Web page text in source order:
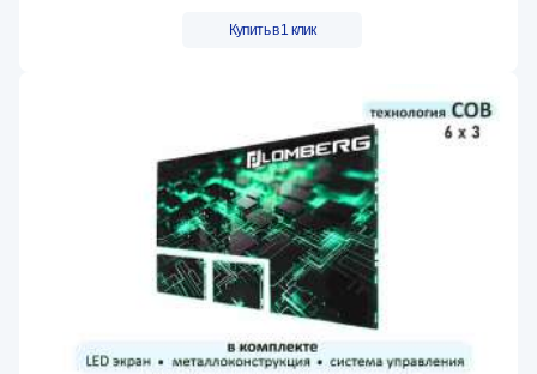
Купить в 1 клик